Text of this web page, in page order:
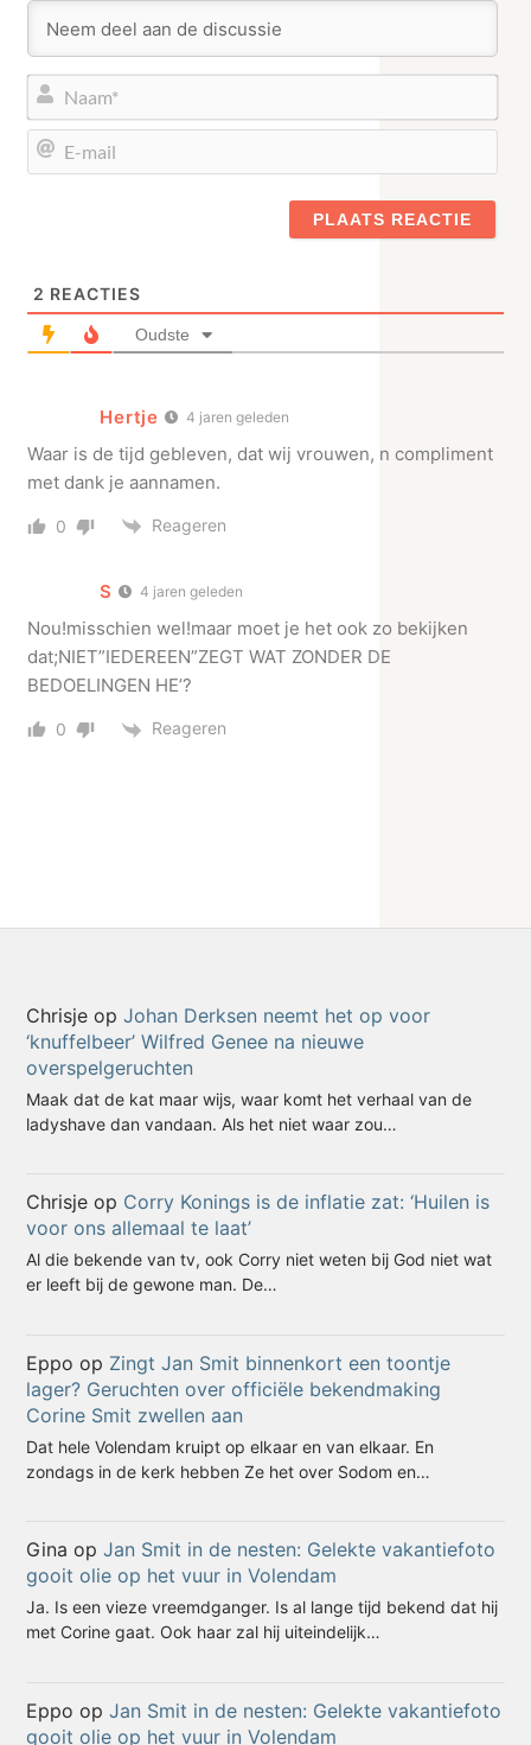
2 REACTIES
Oudste
Hertje 4 jaren geleden
Waar is de tijd gebleven, dat wij vrouwen, n compliment
met dank je aannamen.
0 Reageren
S 4 jaren geleden
Nou!misschien wel!maar moet je het ook zo bekijken
dat;NIET”IEDEREEN”ZEGT WAT ZONDER DE
BEDOELINGEN HE’?
0 Reageren
Chrisje opJohan Derksen neemt het op voor
‘knuffelbeer’ Wilfred Genee na nieuwe
overspelgeruchten
Maak dat de kat maar wijs, waar komt het verhaal van de
ladyshave dan vandaan. Als het niet waar zou…
Chrisje op Corry Konings is de inflatie zat: ‘Huilen is
voor ons allemaal te laat’
Al die bekende van tv, ook Corry niet weten bij God niet wat
er leeft bij de gewone man. De…
Eppo op Zingt Jan Smit binnenkort een toontje
lager? Geruchten over officiële bekendmaking
Corine Smit zwellen aan
Dat hele Volendam kruipt op elkaar en van elkaar. En
zondags in de kerk hebben Ze het over Sodom en…
Gina opJan Smit in de nesten: Gelekte vakantiefoto
gooit olie op het vuur in Volendam
Ja. Is een vieze vreemdganger. Is al lange tijd bekend dat hij
met Corine gaat. Ook haar zal hij uiteindelijk…
Eppo opJan Smit in de nesten: Gelekte vakantiefoto
gooit olie op het vuur in Volendam